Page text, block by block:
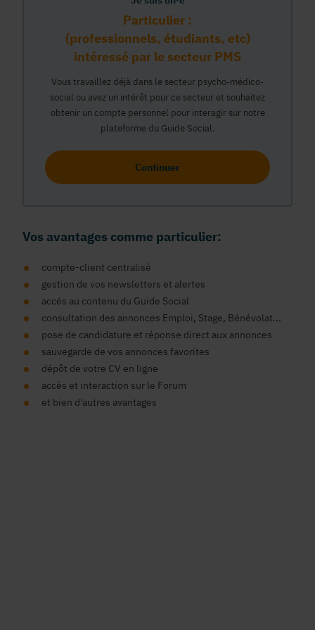
Particulier :
(professionnels, étudiants, etc)
intéressé par le secteur PMS
Vous travaillez déjà dans le secteur psycho-médico-
social ou avez un intérêt pour ce secteur et souhaitez
obtenir un compte personnel pour interagir sur notre
plateforme du Guide Social.
Continuer
Vos avantages comme particulier:
compte-client centralisé
gestion de vos newsletters et alertes
accés au contenu du Guide Social
consultation des annonces Emploi, Stage, Bénévolat...
pose de candidature et réponse direct aux annonces
sauvegarde de vos annonces favorites
dépôt de votre CV en ligne
accès et interaction sur le Forum
et bien d'autres avantages